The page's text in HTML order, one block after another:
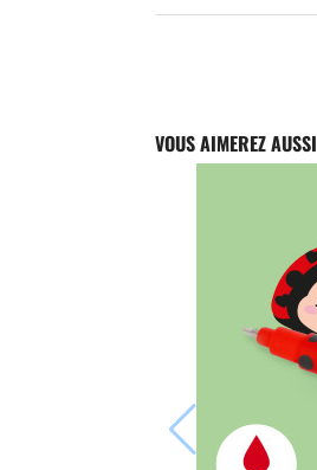
VOUS AIMEREZ AUSSI